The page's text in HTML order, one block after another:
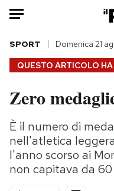
HOME
Italia
Politica
Internet
Scienza
QUESTO ARTICOLO HA
SPORT Domenica 21
Zero
È il numero di
nell'atletica
l'anno scorso ai
non capitava da